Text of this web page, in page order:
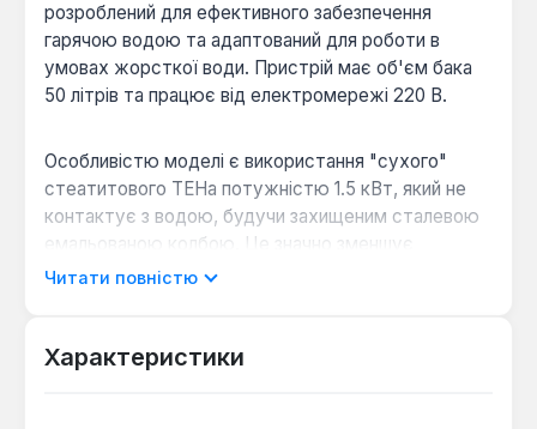
розроблений для ефективного забезпечення
гарячою водою та адаптований для роботи в
умовах жорсткої води. Пристрій має об'єм бака
50 літрів та працює від електромережі 220 В.
Особливістю моделі є використання "сухого"
стеатитового ТЕНа потужністю 1.5 кВт, який не
контактує з водою, будучи захищеним сталевою
емальованою колбою. Це значно зменшує
утворення накипу та підвищує стійкість бака до
додатковий захист. Для запобігання корозійним
Читати повністю
Характеристики